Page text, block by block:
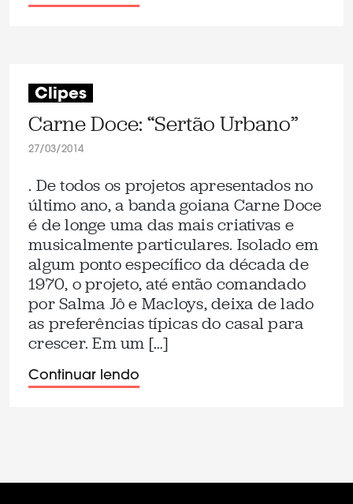
Clipes
Carne Doce: “Sertão Urbano”
27/03/2014
. De todos os projetos apresentados no
último ano, a banda goiana Carne Doce
é de longe uma das mais criativas e
musicalmente particulares. Isolado em
algum ponto específico da década de
1970, o projeto, até então comandado
por Salma Jô e Macloys, deixa de lado
as preferências típicas do casal para
crescer. Em um […]
Continuar lendo